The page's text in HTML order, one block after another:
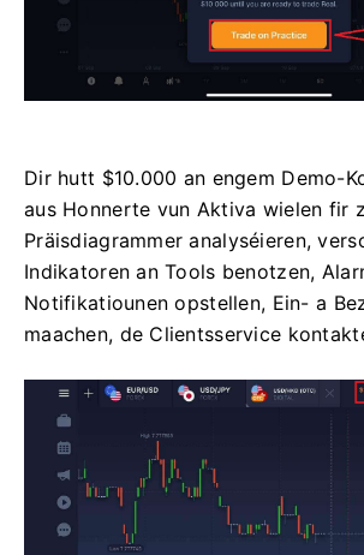
Dir hutt $10.000 an engem Demo-
aus Honnerte vun Aktiva wielen fir
Präisdiagrammer analyséieren,
Indikatoren an Tools benotzen,
Notifikatiounen opstellen, Ein- a
maachen, de Clientsservice